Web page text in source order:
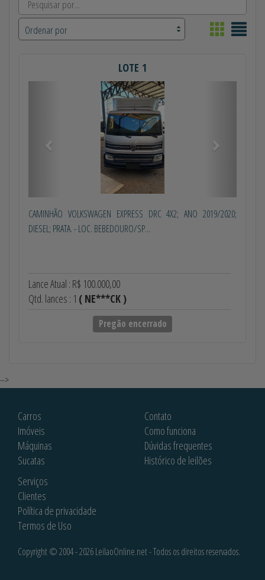
LOTE 1
CAMINHÃO VOLKSWAGEN EXPRESS DRC 4X2; ANO 2019/2020;
DIESEL; PRATA. - LOC. BEBEDOURO/SP...
Lance Atual : R$ 100.000,00
Qtd. lances : 1 ( NE***CK )
Pregão encerrado
-->
Carros
Imóveis
Máquinas
Sucatas
Contato
Como funciona
Dúvidas frequentes
Histórico de leilões
Serviços
Clientes
Política de privacidade
Termos de Uso
Copyright © 2004 - 2026 LeilaoOnline.net - Todos os direitos reservados.